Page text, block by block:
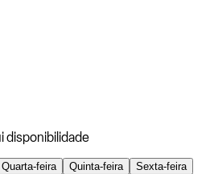
disponibilidade
Quarta-feira Quinta-feira
Sexta-feira